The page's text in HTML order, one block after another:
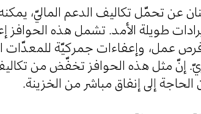
عن تحمّل تكاليف الدعم الماليّ،
طويلة الأمد. تشمل هذه
عمل، وإعفاءات جمركيّة للمعدّات
إنّ مثل هذه الحوافز تخفّض من
إلى إنفاق مباشر من الخزينة.